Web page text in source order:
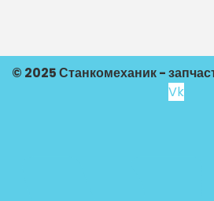
© 2025 Станкомеханик -
Vk